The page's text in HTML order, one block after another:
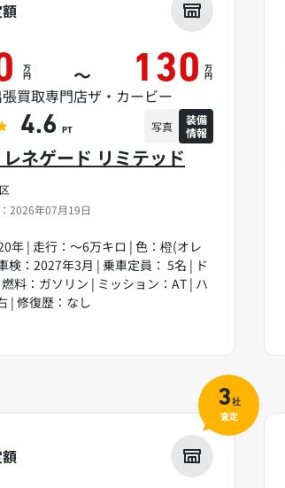
2026年07月19日
ネゲード リミテッド
年 | 走行：～6万キロ | 色：橙(オレ
検：2027年3月 | 乗車定員： 5名 | ド
料：ガソリン | ミッション：AT | ハ
| 修復歴：なし
万
円 ～ 130 万
円
買取専門店ザ・カービー
4.6 PT 写真
装備
情報
3社
査定